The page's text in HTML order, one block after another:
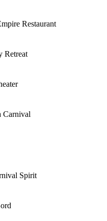
Restaurant
Retreat
Carnival
Spirit